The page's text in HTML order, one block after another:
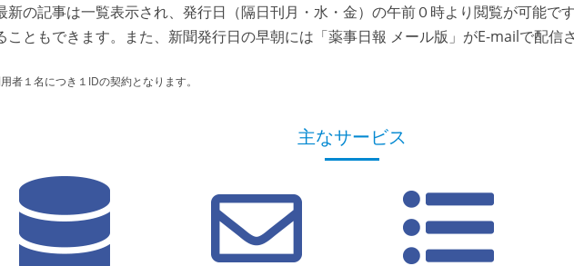
新の記事は一覧表示され、発行日（隔日刊月・水・金）の午前０時より閲覧が可能で
こともできます。また、新聞発行日の早朝には「薬事日報 メール版」がE-mailで配信さ
者１名につき１IDの契約となります。
主なサービス